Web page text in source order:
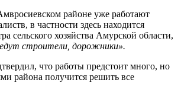
районе уже работают
в частности здесь находится
сельского хозяйства Амурской области,
строители, дорожники».
что работы предстоит много, но
района получится решить все